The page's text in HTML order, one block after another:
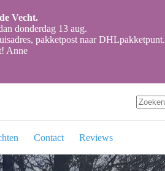
Vecht.
donderdag 13 aug.
pakketpost naar DHLpakketpunt.
Anne
Contact Reviews